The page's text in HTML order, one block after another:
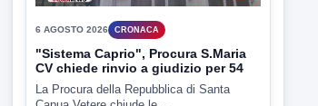
▶
CRONACA